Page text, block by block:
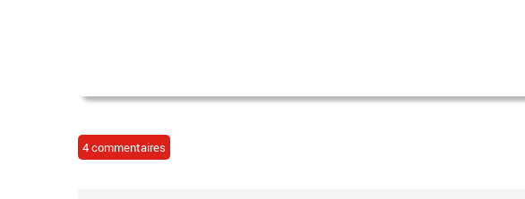
4 commentaires